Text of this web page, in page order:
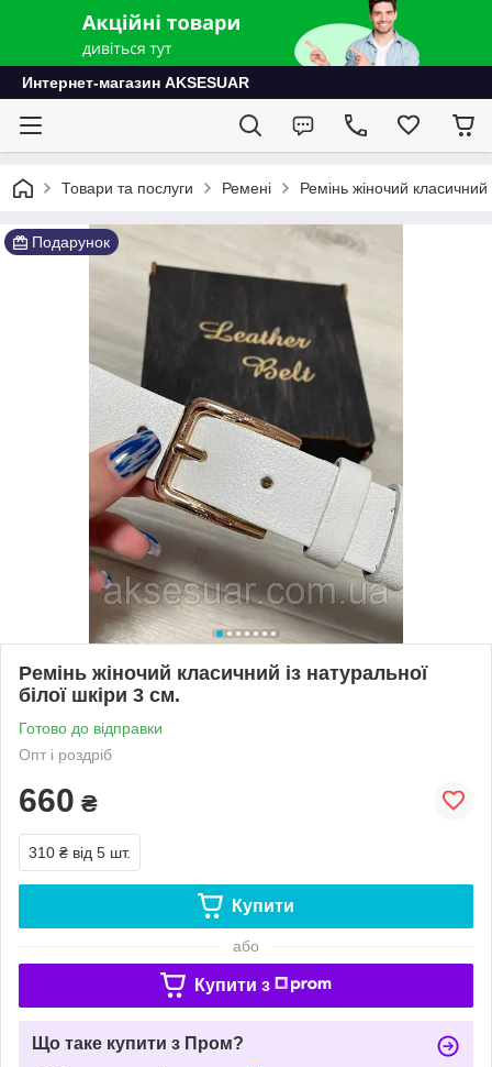
Интернет-магазин AKSESUAR
Товари та послуги Ремені Ремінь жіночий класичний
Подарунок
Ремінь жіночий класичний із натуральної
білої шкіри 3 см.
Готово до відправки
Опт і роздріб
660 ₴
310 ₴ від 5 шт.
Купити
або
Купити з
Що таке купити з Пром?